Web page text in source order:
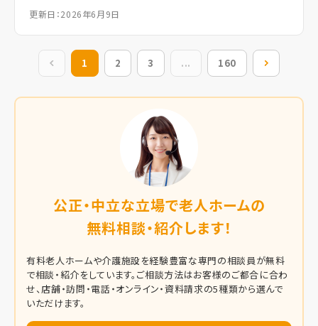
更新日：2026年6月9日
前の10件
1 2 3 ... 160
公正・中立な立場で老人ホームの
無料相談・紹介します！
有料老人ホームや介護施設を経験豊富な専門の相談員が無料
で相談・紹介をしています。 ご相談方法はお客様のご都合に合わ
せ、店舗・訪問・電話・オンライン・資料請求の5種類から選んで
いただけます。